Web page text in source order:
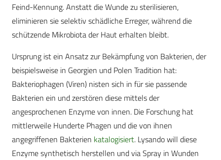
Feind-Kennung. Anstatt die Wunde zu sterilisieren,
eliminieren sie selektiv schädliche Erreger, während die
schützende Mikrobiota der Haut erhalten bleibt.
Ursprung ist ein Ansatz zur Bekämpfung von Bakterien, der
beispielsweise in Georgien und Polen Tradition hat:
Bakteriophagen (Viren) nisten sich in für sie passende
Bakterien ein und zerstören diese mittels der
angesprochenen Enzyme von innen. Die Forschung hat
mittlerweile Hunderte Phagen und die von ihnen
angegriffenen Bakterien katalogisiert. Lysando will diese
Enzyme synthetisch herstellen und via Spray in Wunden